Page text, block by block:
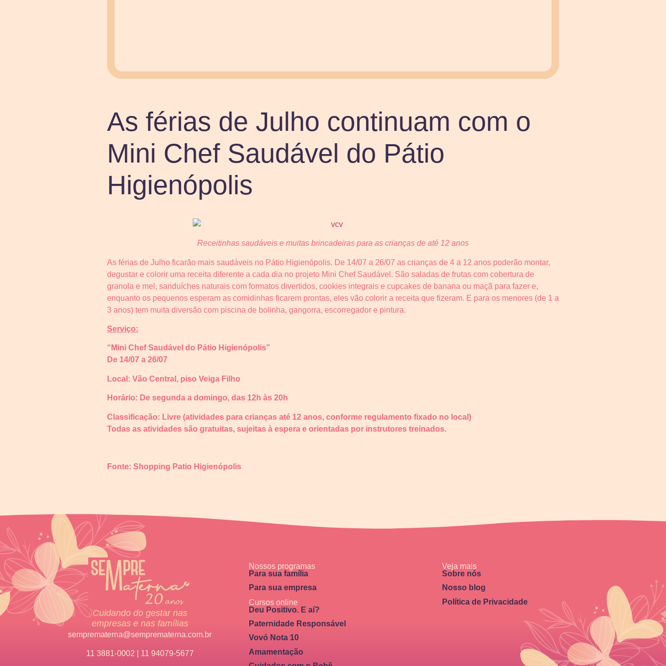
As férias de Julho continuam com o
Mini Chef Saudável do Pátio
Higienópolis
Receitinhas saudáveis e muitas brincadeiras para as crianças de até 12 anos
As férias de Julho ficarão mais saudáveis no Pátio Higienópolis. De 14/07 a 26/07 as crianças de 4 a 12 anos poderão montar,
degustar e colorir uma receita diferente a cada dia no projeto Mini Chef Saudável. São saladas de frutas com cobertura de
granola e mel, sanduíches naturais com formatos divertidos, cookies integrais e cupcakes de banana ou maçã para fazer e,
enquanto os pequenos esperam as comidinhas ficarem prontas, eles vão colorir a receita que fizeram. E para os menores (de 1 a
3 anos) tem muita diversão com piscina de bolinha, gangorra, escorregador e pintura.
Serviço:
“Mini Chef Saudável do Pátio Higienópolis”
De 14/07 a 26/07
Local: Vão Central, piso Veiga Filho
Horário: De segunda a domingo, das 12h às 20h
Classificação: Livre (atividades para crianças até 12 anos, conforme regulamento fixado no local)
Todas as atividades são gratuitas, sujeitas à espera e orientadas por instrutores treinados.
Fonte: Shopping Patio Higienópolis
Cuidando do gestar nas
empresas e nas famílias
semprematerna@semprematerna.com.br
11 3881-0002 | 11 94079-5677
Nossos programas
Para sua família
Para sua empresa
Cursos online
Deu Positivo. E aí?
Paternidade Responsável
Vovó Nota 10
Amamentação
Veja mais
Sobre nós
Nosso blog
Política de Privacidade